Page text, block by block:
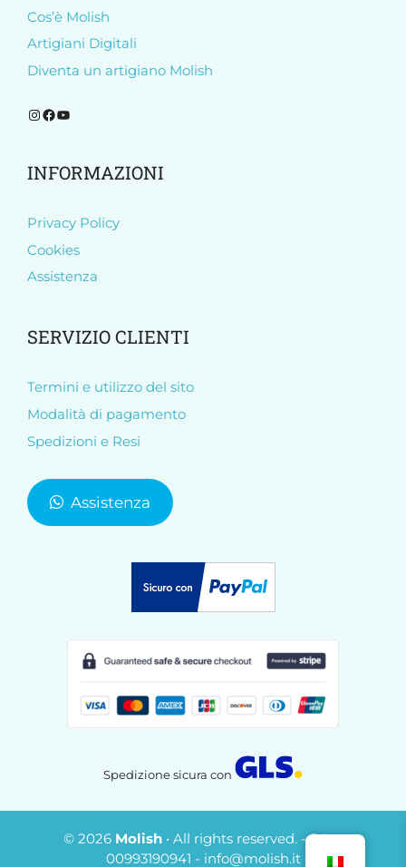
Cos’è Molish
Artigiani Digitali
Diventa un artigiano Molish
Segui Molish su Instagram
Segui Molish su Facebook
Iscriviti al nostro canale YouTube
INFORMAZIONI
Privacy Policy
Cookies
Assistenza
SERVIZIO CLIENTI
Termini e utilizzo del sito
Modalità di pagamento
Spedizioni e Resi
Assistenza
Spedizione sicura con
© 2026 Molish • All rights reserved. - P.Iva
00993190941 - info@molish.it
€29,00